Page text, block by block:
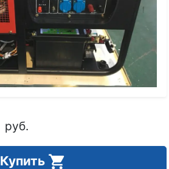
руб.
Купить